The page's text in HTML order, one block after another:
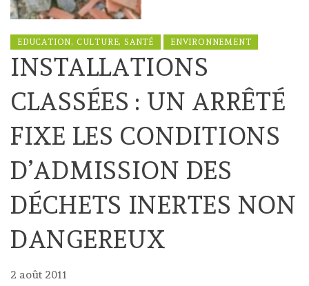
EDUCATION, CULTURE, SANTÉ ENVIRONNEMENT
INSTALLATIONS
CLASSÉES : UN ARRÊTÉ
FIXE LES CONDITIONS
D’ADMISSION DES
DÉCHETS INERTES NON
DANGEREUX
2 août 2011